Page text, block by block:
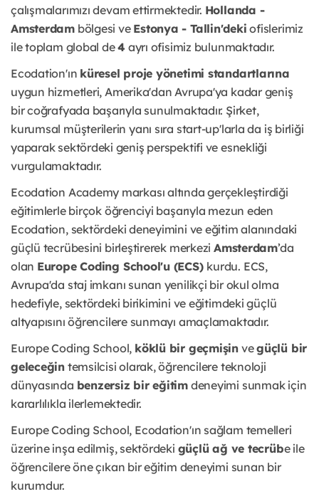
çalışmalarımızı devam ettirmektedir. Hollanda -
Amsterdambölgesi ve Estonya - Tallin'deki ofislerimiz
ile toplam global de4 ayrı ofisimiz bulunmaktadır.
Ecodation'ın küresel proje yönetimi standartlarına
uygun hizmetleri, Amerika'dan Avrupa'ya kadar geniş
bir coğrafyada başarıyla sunulmaktadır. Şirket,
kurumsal müşterilerin yanı sıra start-up'larla da iş birliği
yaparak sektördeki geniş perspektifi ve esnekliği
vurgulamaktadır.
Ecodation Academy markası altında gerçekleştirdiği
eğitimlerle birçok öğrenciyi başarıyla mezun eden
Ecodation, sektördeki deneyimini ve eğitim alanındaki
güçlü tecrübesini birleştirerek merkezi Amsterdam’da
olan Europe Coding School'u (ECS) kurdu. ECS,
Avrupa'da staj imkanı sunan yenilikçi bir okul olma
hedefiyle, sektördeki birikimini ve eğitimdeki güçlü
altyapısını öğrencilere sunmayı amaçlamaktadır.
Europe Coding School, köklü bir geçmişin vegüçlü bir
geleceğintemsilcisi olarak, öğrencilere teknoloji
dünyasında benzersiz bir eğitim deneyimi sunmak için
kararlılıkla ilerlemektedir.
Europe Coding School, Ecodation'ın sağlam temelleri
üzerine inşa edilmiş, sektördeki güçlü ağ ve tecrübe ile
öğrencilere öne çıkan bir eğitim deneyimi sunan bir
kurumdur.